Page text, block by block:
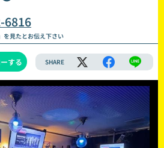
6816
を見たとお伝え下さい
する SHARE